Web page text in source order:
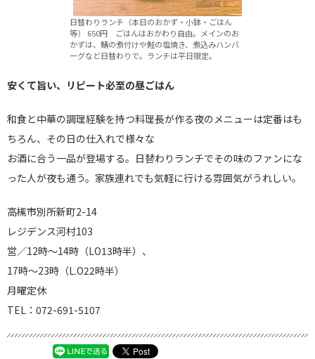
日替わりランチ（本日のおかず・小鉢・ごはん
等） 650円 ごはんはおかわり自由。メインのお
かずは、鯖の煮付けや鮭の塩焼き、煮込みハンバ
ーグなど日替わりで。ランチは平日限定。
安くて旨い、リピート必至の昼ごはん
和食と中華の調理経験を持つ料理長が作る夜のメニューは定番はも
ちろん、その日の仕入れで様々な
お酒に合う一品が登場する。日替わりランチでその味のファンにな
った人が夜も通う。家族連れでも気軽に行ける雰囲気がうれしい。
高槻市別所新町2-14
レジデンス河村103
営／12時～14時（LO13時半）、
17時～23時（L.O22時半）
月曜定休
TEL：072-691-5107